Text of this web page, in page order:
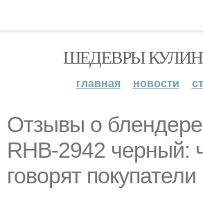
ШЕДЕВРЫ
главная новости
Отзывы о
RHB-2942 черный:
говорят покупатели